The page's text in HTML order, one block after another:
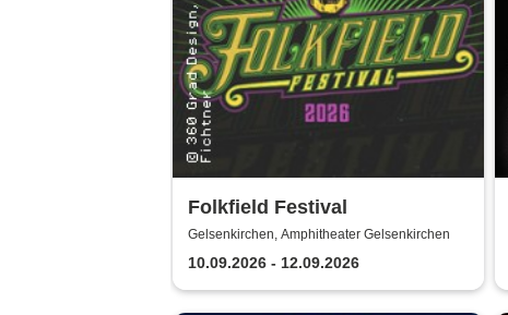
Folkfield Festival
Gelsenkirchen, Amphitheater Gelsenkirchen
10.09.2026 - 12.09.2026